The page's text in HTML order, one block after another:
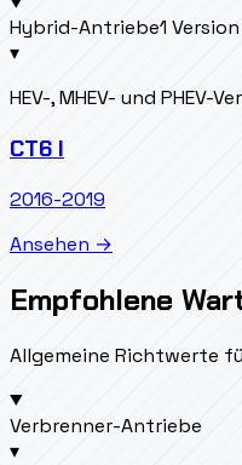
Hybrid-Antriebe1
▾
HEV-, MHEV- und
CT6 I
2016-2019
Ansehen →
Empfohlene
Allgemeine Richtwerte
Verbrenner-Antriebe
▾